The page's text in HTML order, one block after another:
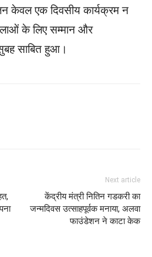
केवल एक दिवसीय कार्यक्रम न
के लिए सम्मान और
साबित हुआ।
Next article
केंद्रीय मंत्री नितिन गडकरी का
जन्मदिवस उत्साहपूर्वक मनाया, अलवा
फाउंडेशन ने काटा केक